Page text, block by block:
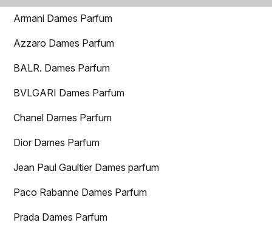
Armani Dames Parfum
Azzaro Dames Parfum
BALR. Dames Parfum
BVLGARI Dames Parfum
Chanel Dames Parfum
Dior Dames Parfum
Jean Paul Gaultier Dames parfum
Paco Rabanne Dames Parfum
Prada Dames Parfum